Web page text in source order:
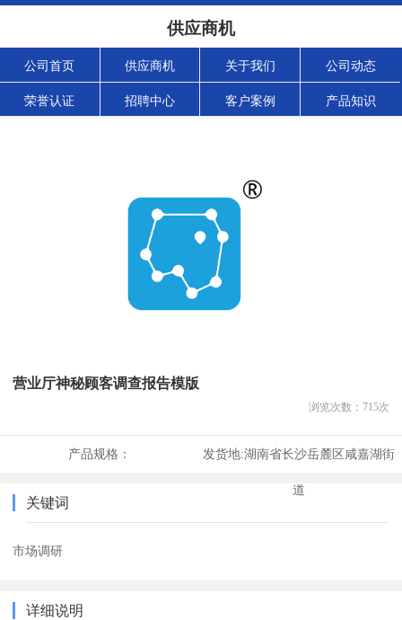
供应商机
公司首页 供应商机 关于我们 公司动态
荣誉认证 招聘中心 客户案例 产品知识
营业厅神秘顾客调查报告模版
浏览次数： 715次
产品规格： 发货地:湖南省长沙岳麓区咸嘉湖街
道
关键词
市场调研
详细说明